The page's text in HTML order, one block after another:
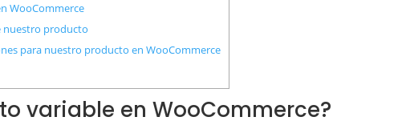
WooCommerce
nuestro producto
para nuestro producto en WooCommerce
variable en WooCommerce?